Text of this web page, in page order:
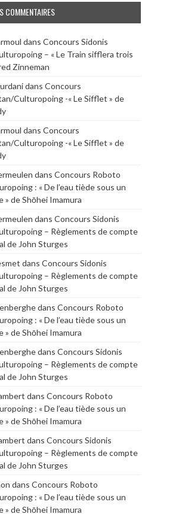
COMMENTAIRES
dans Concours Sidonis
– « Le Train sifflera trois
Zinneman
dans Concours
Culturopoing -« Le Sifflet » de
dans Concours
Culturopoing -« Le Sifflet » de
dans Concours Roboto
: « De l’eau tiède sous un
» de Shōhei Imamura
dans Concours Sidonis
– Règlements de compte
de John Sturges
dans Concours Sidonis
– Règlements de compte
de John Sturges
dans Concours Roboto
: « De l’eau tiède sous un
» de Shōhei Imamura
dans Concours Sidonis
– Règlements de compte
de John Sturges
dans Concours Roboto
: « De l’eau tiède sous un
» de Shōhei Imamura
dans Concours Sidonis
– Règlements de compte
de John Sturges
dans Concours Roboto
: « De l’eau tiède sous un
» de Shōhei Imamura